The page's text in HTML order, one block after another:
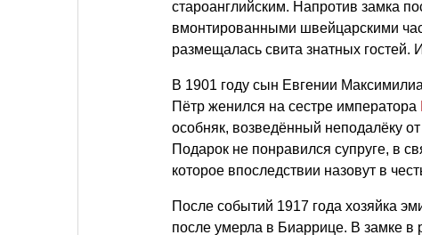
староанглийским. Напротив замка
вмонтированными швейцарскими
размещалась свита знатных гостей.
В 1901 году сын Евгении
Пётр женился на сестре императора
особняк, возведённый неподалёку
Подарок не понравился супруге, в
которое впоследствии назовут в
После событий 1917 года хозяйка
после умерла в Биаррице. В замке в